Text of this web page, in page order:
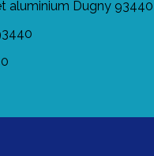
aluminium Dugny 93440